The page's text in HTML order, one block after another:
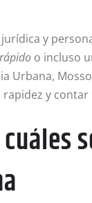
y
o incluso
Urbana,
y contar